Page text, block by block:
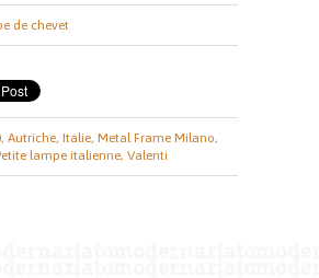
de chevet
Autriche, Italie, Metal Frame Milano,
lampe italienne, Valenti